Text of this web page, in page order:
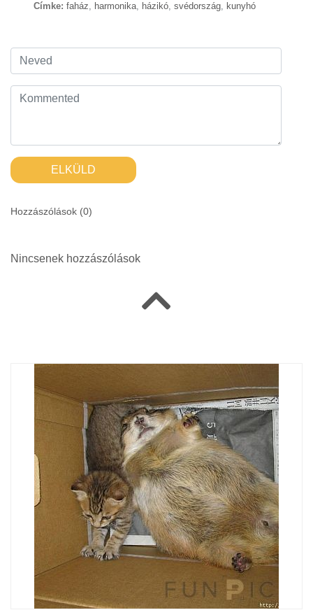
Címke: faház, harmonika, házikó, svédország, kunyhó
ELKÜLD
Hozzászólások (0)
Nincsenek hozzászólások